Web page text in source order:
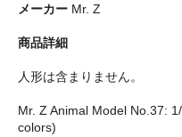
メーカー Mr. Z
商品詳細
人形は含まりません。
Mr. Z Animal Model No.37:
colors)